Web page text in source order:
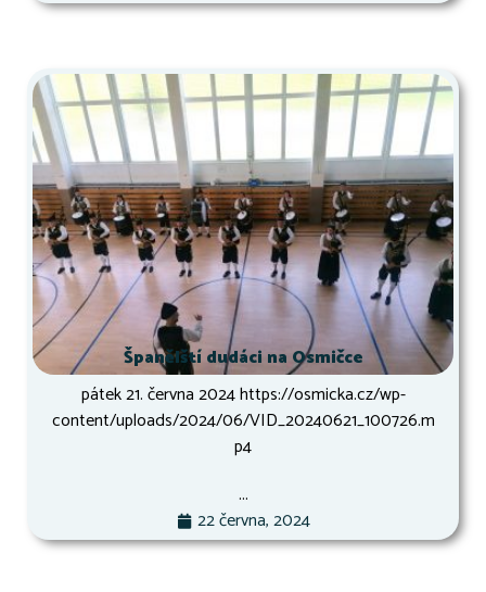
Španělští dudáci na Osmičce
pátek 21. června 2024 https://osmicka.cz/wp-
content/uploads/2024/06/VID_20240621_100726.m
p4
...
22 června, 2024